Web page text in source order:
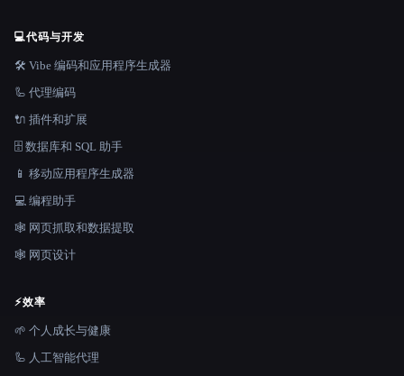
💻代码与开发
🛠️ Vibe 编码和应用程序生成器
🦾 代理编码
🔌 插件和扩展
🗄️ 数据库和 SQL 助手
📱 移动应用程序生成器
💻 编程助手
🕸️ 网页抓取和数据提取
🕸 网页设计
⚡效率
🌱 个人成长与健康
🦾 人工智能代理